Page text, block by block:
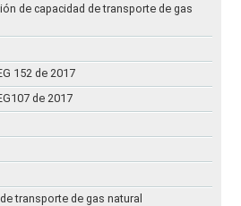
de capacidad de transporte de gas
152 de 2017
de 2017
transporte de gas natural